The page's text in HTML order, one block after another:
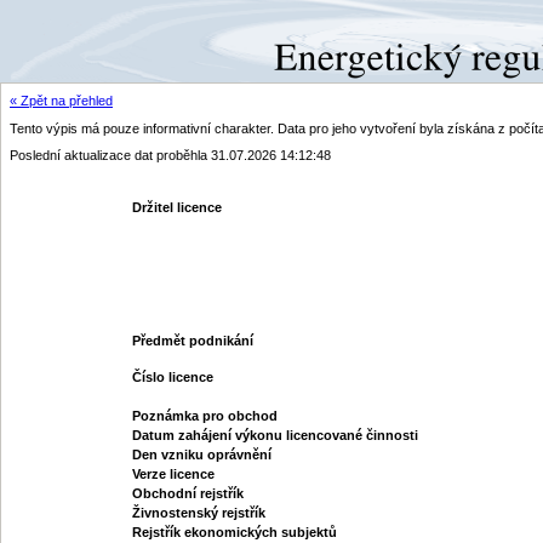
« Zpět na přehled
Tento výpis má pouze informativní charakter. Data pro jeho vytvoření byla získána z
Poslední aktualizace dat proběhla 31.07.2026 14:12:48
Držitel licence
Předmět podnikání
Číslo licence
Poznámka pro obchod
Datum zahájení výkonu licencované činnosti
Den vzniku oprávnění
Verze licence
Obchodní rejstřík
Živnostenský rejstřík
Rejstřík ekonomických subjektů